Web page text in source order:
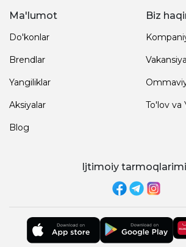
Ma'lumot
Do'konlar
Brendlar
Yangiliklar
Aksiyalar
Blog
Biz
To'lov va
Ijtimoiy